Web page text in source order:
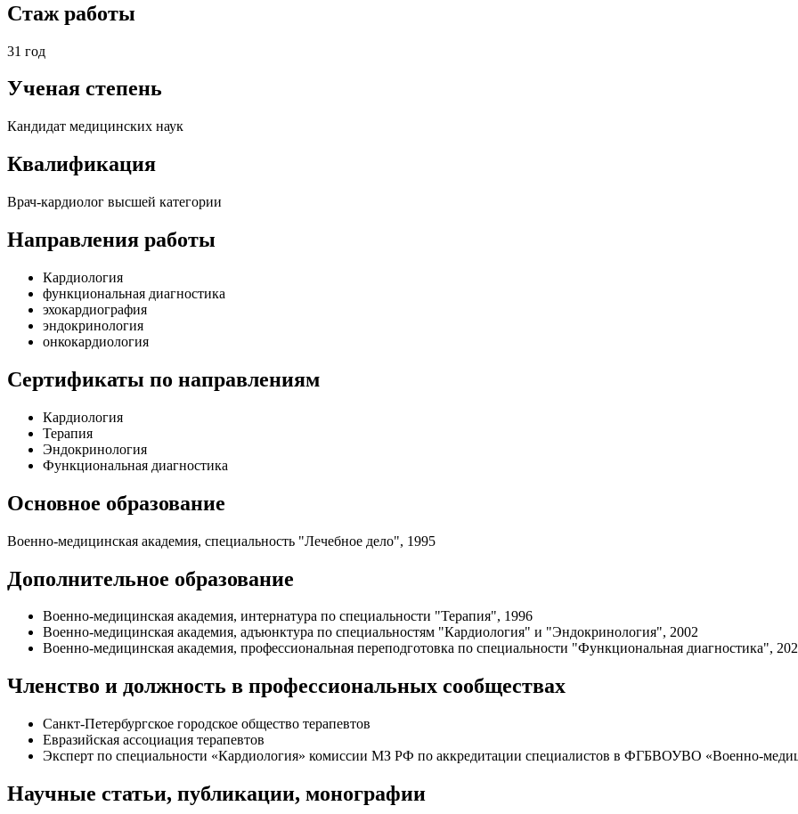
Стаж работы
31 год
Ученая степень
Кандидат медицинских наук
Квалификация
Врач-кардиолог высшей категории
Направления работы
Кардиология
функциональная диагностика
эхокардиография
эндокринология
онкокардиология
Сертификаты по направлениям
Кардиология
Терапия
Эндокринология
Функциональная диагностика
Основное образование
Военно-медицинская академия, специальность "Лечебное дело", 1995
Дополнительное образование
Военно-медицинская академия, интернатура по специальности "Терапия", 1996
Военно-медицинская академия, адъюнктура по специальностям "Кардиология" и "Эндокринология", 2002
Военно-медицинская академия, профессиональная переподготовка по специальности "Функциональная диагностика",
Членство и должность в профессиональных сообществах
Санкт-Петербургское городское общество терапевтов
Евразийская ассоциация терапевтов
Эксперт по специальности «Кардиология» комиссии МЗ РФ по аккредитации специалистов в ФГБВОУВО «Военно-
Научные статьи, публикации, монографии